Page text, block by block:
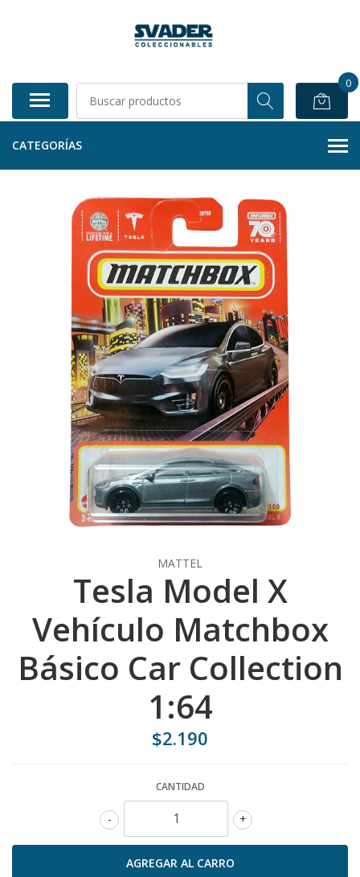
0
CATEGORÍAS
MATTEL
Tesla Model X
Vehículo Matchbox
Básico Car Collection
1:64
$2.190
CANTIDAD
+
-